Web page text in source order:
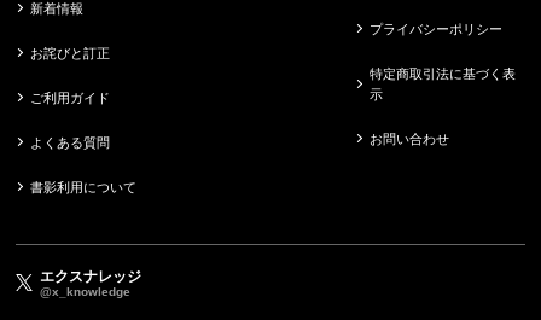
新着情報
お詫びと訂正
ご利用ガイド
よくある質問
書影利用について
プライバシーポリシー
特定商取引法に基づく表
示
お問い合わせ
エクスナレッジ
@x_knowledge